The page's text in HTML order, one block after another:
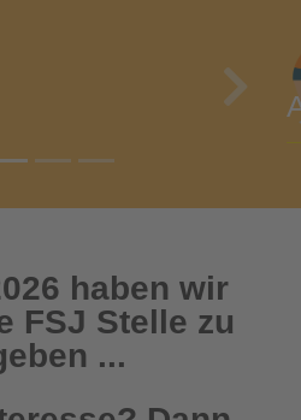
Turnen
Next
haben wir
FSJ Stelle zu
...